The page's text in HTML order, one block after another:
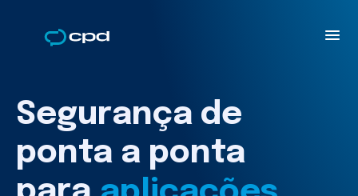
Segurança de
ponta a ponta
APIs